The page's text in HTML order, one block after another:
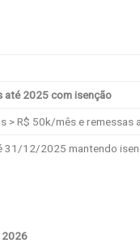
até 2025 com isenção
> R$ 50k/mês e remessas
12/2025 mantendo
2026